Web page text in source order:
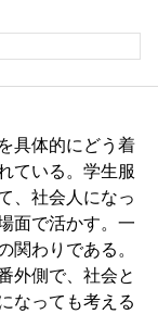
具体的にどう着
ている。学生服
、社会人になっ
面で活かす。一
関わりである。
外側で、社会と
なっても考える